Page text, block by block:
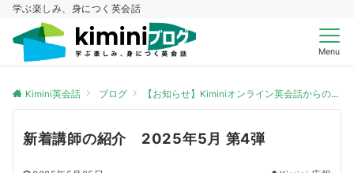
学ぶ楽しみ、身につく英会話
Menu
Kimini英会話 ブログ 【お知らせ】Kiminiオンライン英会話からのお知らせ
新着講師の紹介 2025年5月 第4弾